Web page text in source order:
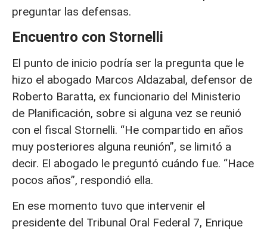
preguntar las defensas.
Encuentro con Stornelli
El punto de inicio podría ser la pregunta que le
hizo el abogado Marcos Aldazabal, defensor de
Roberto Baratta, ex funcionario del Ministerio
de Planificación, sobre si alguna vez se reunió
con el fiscal Stornelli. “He compartido en años
muy posteriores alguna reunión”, se limitó a
decir. El abogado le preguntó cuándo fue. “Hace
pocos años”, respondió ella.
En ese momento tuvo que intervenir el
presidente del Tribunal Oral Federal 7, Enrique